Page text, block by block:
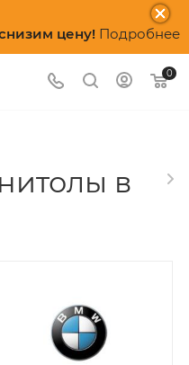
цену! Подробнее
0
в